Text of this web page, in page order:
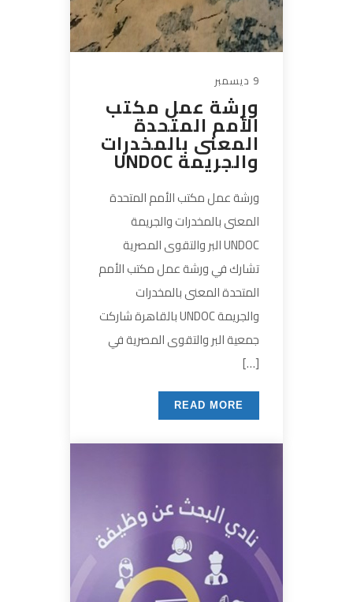
9 ديسمبر
ورشة عمل مكتب
الأمم المتحدة
المعنى بالمخدرات
والجريمة UNDOC
ورشة عمل مكتب الأمم المتحدة
المعنى بالمخدرات والجريمة
UNDOC البر والتقوى المصرية
تشارك في ورشة عمل مكتب الأمم
المتحدة المعنى بالمخدرات
والجريمة UNDOC بالقاهرة شاركت
جمعية البر والتقوى المصرية في
[…]
READ MORE